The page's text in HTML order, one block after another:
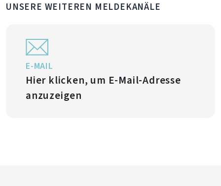
UNSERE WEITEREN MELDEKANÄLE
E-MAIL
Hier klicken, um E-Mail-Adresse
anzuzeigen